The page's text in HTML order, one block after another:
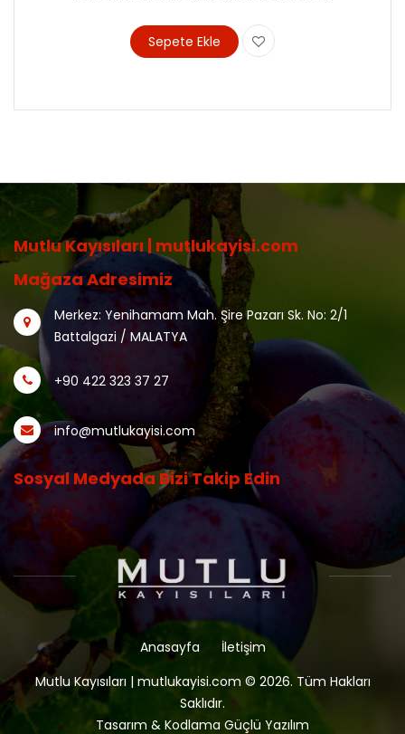
Sepete Ekle
Mutlu Kayısıları | mutlukayisi.com
Mağaza Adresimiz
Merkez: Yenihamam Mah. Şire Pazarı Sk. No: 2/1
Battalgazi / MALATYA
+90 422 323 37 27
info@mutlukayisi.com
Sosyal Medyada Bizi Takip Edin
Anasayfa
İletişim
Mutlu Kayısıları | mutlukayisi.com © 2026. Tüm Hakları
Saklıdır.
Tasarım & Kodlama Güçlü Yazılım